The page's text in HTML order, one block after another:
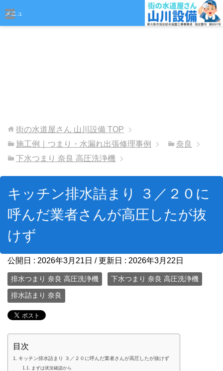
メニュ
街の水道屋さん 山川設備 TOP
施工例｜つまり・水漏れ出張修理事例
奈良
下水つまり 奈良 高圧洗浄機
キッチン排水詰まり ３／２０に
呼んだ業者さんが高圧したが抜
けず
公開日 : 2026年3月21日 / 更新日 : 2026年3月22日
排水つまり 奈良 高圧洗浄機 下水つまり 奈良 高圧洗浄機
排水詰まり 奈良
目次
キッチン排水詰まり ３／２０に呼んだ業者さんが高圧したが抜けず
まずは状況確認から